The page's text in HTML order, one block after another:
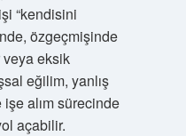
“kendisini
özgeçmişinde
eksik
eğilim, yanlış
alım sürecinde
açabilir.